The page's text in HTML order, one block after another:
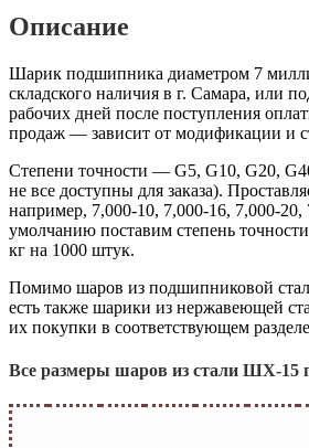
мм
Описание
Шарик подшипника диаметром 7
складского наличия в г. Самара, или
рабочих дней после поступления
продаж — зависит от модификации и
Степени точности — G5, G10, G20,
не все доступны для заказа).
например, 7,000-10, 7,000-16, 7,000-
умолчанию поставим степень
кг на 1000 штук.
Помимо шаров из подшипниковой
есть также шарики из нержавеющей
их покупки в соответствующем
Все размеры шаров из стали ШХ-15